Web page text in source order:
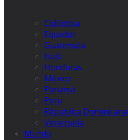
Colômbia
Equador
Guatemala
Haiti
Honduras
México
Panamá
Peru
Républica Dominicana
Venezuela
Mundo